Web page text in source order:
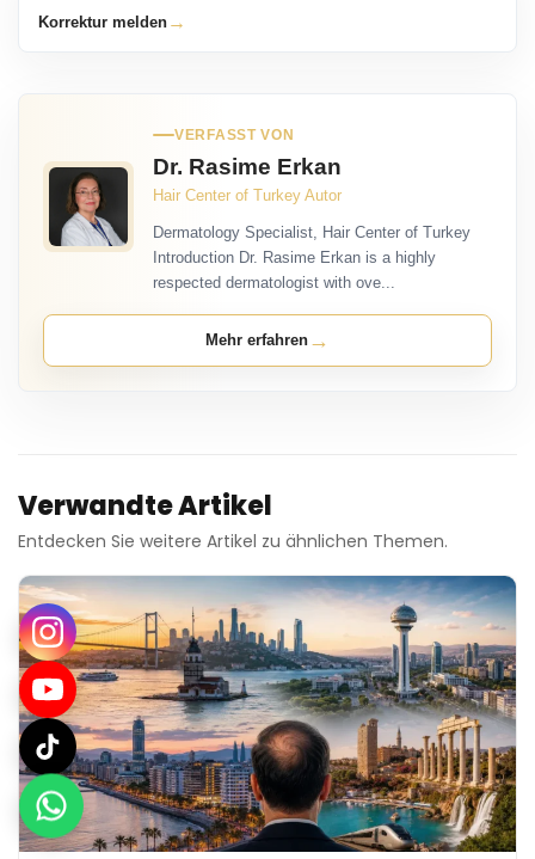
Korrektur melden →
VERFASST VON
Dr. Rasime Erkan
Hair Center of Turkey Autor
Dermatology Specialist, Hair Center of Turkey
Introduction Dr. Rasime Erkan is a highly
respected dermatologist with ove...
Mehr erfahren →
Verwandte Artikel
Entdecken Sie weitere Artikel zu ähnlichen Themen.